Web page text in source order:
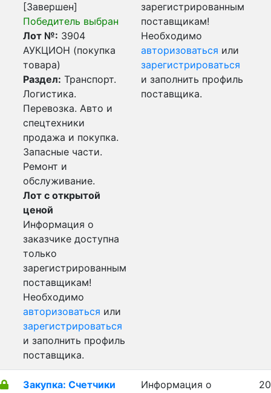
[Завершен]
Победитель выбран
Лот №: 3904
АУКЦИОН (покупка
товара)
Раздел: Транспорт.
Логистика.
Перевозка. Авто и
спецтехники
продажа и покупка.
Запасные части.
Ремонт и
обслуживание.
Лот с открытой
ценой
Информация о
заказчике доступна
только
зарегистрированным
поставщикам!
Необходимо
авторизоваться или
зарегистрироваться
и заполнить профиль
поставщика.
зарегистрированным
поставщикам!
Необходимо
авторизоваться или
зарегистрироваться
и заполнить профиль
поставщика.
Закупка: Счетчики
Информация о